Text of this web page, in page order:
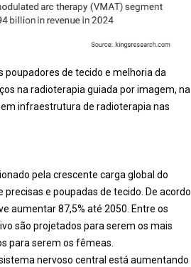
de tecido e melhoria da
na radioterapia guiada por imagem, na
infraestrutura de radioterapia nas
pela crescente carga global do
e poupadas de tecido. De acordo
aumentar 87,5% até 2050. Entre os
são projetados para serem os mais
para serem os fêmeas.
nervoso central está aumentando